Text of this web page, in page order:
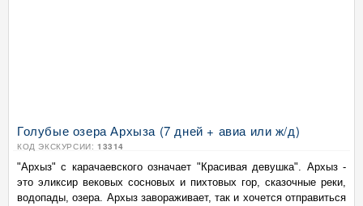
Голубые озера Архыза (7 дней + авиа или ж/д)
КОД ЭКСКУРСИИ: 13314
"Архыз" c карачаевского означает "Красивая девушка". Архыз -
это эликсир вековых сосновых и пихтовых гор, сказочные реки,
водопады, озера. Архыз завораживает, так и хочется отправиться